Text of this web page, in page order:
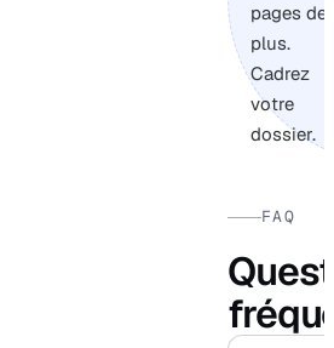
pages de
plus.
Cadrez
votre
dossier.
FAQ